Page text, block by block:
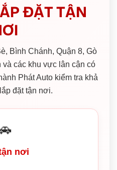
ĐẶT TẬN
Bình Chánh, Quận 8, Gò
các khu vực lân cận có
Phát Auto kiểm tra khả
đặt tận nơi.
nơi